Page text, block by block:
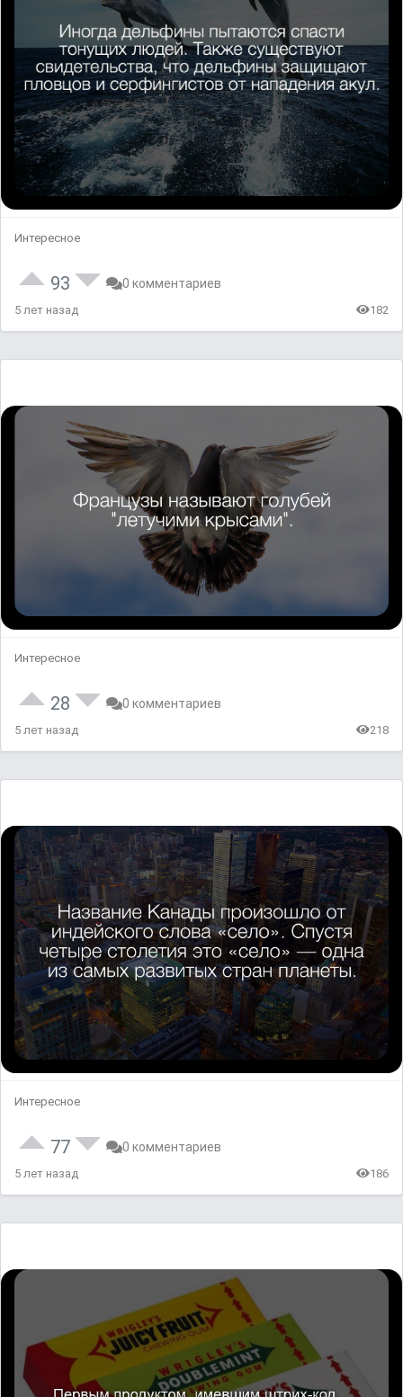
Интересное
93 0 комментариев
5 лет назад 182
Интересное
28 0 комментариев
5 лет назад 218
Интересное
77 0 комментариев
5 лет назад 186